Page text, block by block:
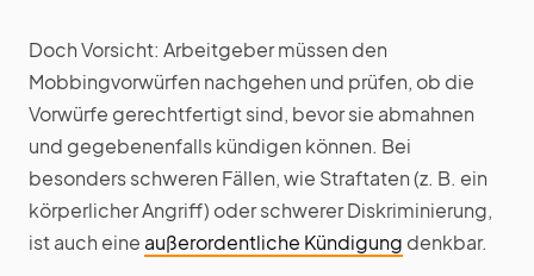
Doch Vorsicht: Arbeitgeber müssen den
Mobbingvorwürfen nachgehen und prüfen, ob die
Vorwürfe gerechtfertigt sind, bevor sie abmahnen
und gegebenenfalls kündigen können. Bei
besonders schweren Fällen, wie Straftaten (z. B. ein
körperlicher Angriff) oder schwerer Diskriminierung,
ist auch eine außerordentliche Kündigung denkbar.